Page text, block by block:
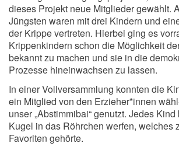
dieses Projekt neue Mitglieder gewählt.
Jüngsten waren mit drei Kindern und
der Krippe vertreten. Hierbei ging es
Krippenkindern schon die Möglichkeit
bekannt zu machen und sie in die
Prozesse hineinwachsen zu lassen.
In einer Vollversammlung konnten die
ein Mitglied von den Erzieher*innen
unser „Abstimmibai“ genutzt. Jedes
Kugel in das Röhrchen werfen, welches
Favoriten gehörte.